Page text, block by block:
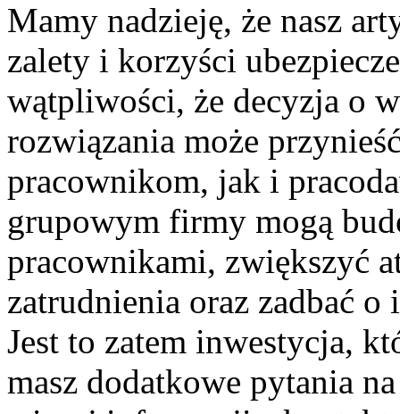
Mamy‌ nadzieję, że nasz
zalety ⁣i korzyści
wątpliwości, że decyzja‍ o
rozwiązania może
pracownikom, jak i
grupowym firmy mogą
pracownikami, zwiększyć
zatrudnienia oraz⁢ zadbać
⁤Jest to zatem inwestycja,
masz dodatkowe pytania